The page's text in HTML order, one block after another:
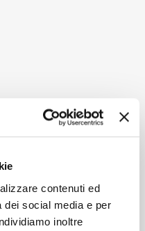
contenuti ed
dei social media e per
inoltre